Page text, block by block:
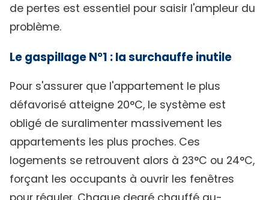
de pertes est essentiel pour saisir l'ampleur du
problème.
Le gaspillage N°1 : la surchauffe inutile
Pour s'assurer que l'appartement le plus
défavorisé atteigne 20°C, le système est
obligé de suralimenter massivement les
appartements les plus proches. Ces
logements se retrouvent alors à 23°C ou 24°C,
forçant les occupants à ouvrir les fenêtres